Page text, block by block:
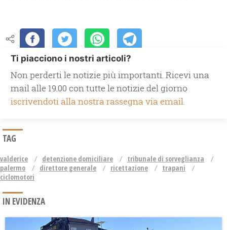
Ti piacciono i nostri articoli?
Non perderti le notizie più importanti. Ricevi una
mail alle 19.00 con tutte le notizie del giorno
iscrivendoti alla nostra rassegna via email.
TAG
valderice detenzione domiciliare
tribunale di sorveglianza
palermo
direttore generale ricettazione
trapani
ciclomotori
IN EVIDENZA